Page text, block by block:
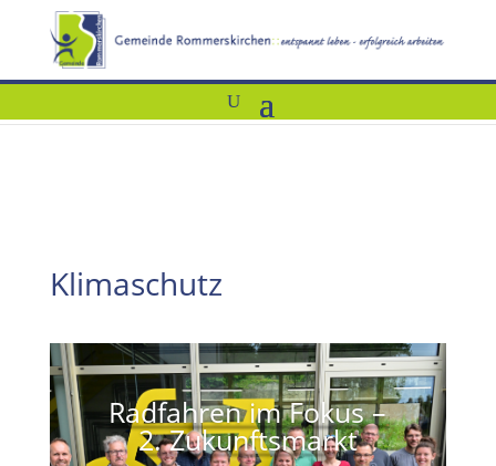
Klimaschutz
Radfahren im Fokus –
2. Zukunftsmarkt